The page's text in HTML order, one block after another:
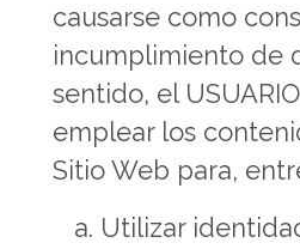
causarse como
incumplimiento de
sentido, el
emplear los
Sitio Web para,
Utilizar